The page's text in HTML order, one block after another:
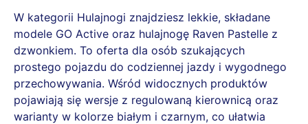
W kategorii Hulajnogi znajdziesz lekkie, składane
modele GO Active oraz hulajnogę Raven Pastelle z
dzwonkiem. To oferta dla osób szukających
prostego pojazdu do codziennej jazdy i wygodnego
przechowywania. Wśród widocznych produktów
pojawiają się wersje z regulowaną kierownicą oraz
warianty w kolorze białym i czarnym, co ułatwia